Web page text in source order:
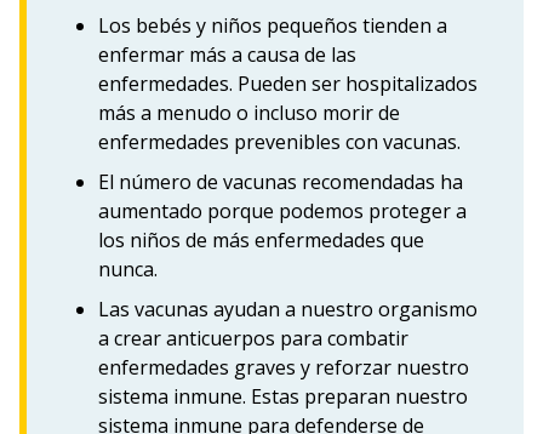
Los bebés y niños pequeños tienden a
enfermar más a causa de las
enfermedades. Pueden ser hospitalizados
más a menudo o incluso morir de
enfermedades prevenibles con vacunas.
El número de vacunas recomendadas ha
aumentado porque podemos proteger a
los niños de más enfermedades que
nunca.
Las vacunas ayudan a nuestro organismo
a crear anticuerpos para combatir
enfermedades graves y reforzar nuestro
sistema inmune. Estas preparan nuestro
sistema inmune para defenderse de